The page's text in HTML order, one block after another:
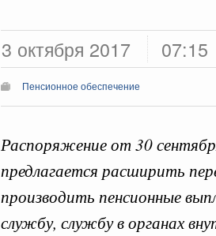
3 октября 2017 07:15
Пенсионное обеспечение
Распоряжение от 30
предлагается расширить
производить пенсионные
службу, службу в органах
программы